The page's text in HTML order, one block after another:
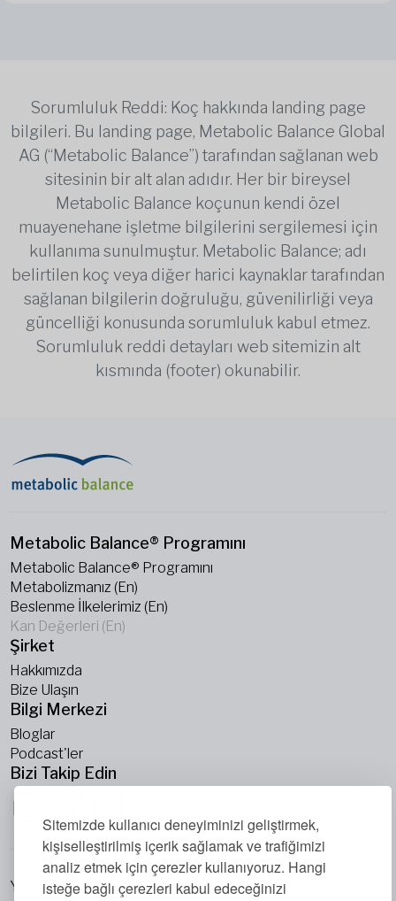
Sitemizde kullanıcı deneyiminizi geliştirmek,
kişiselleştirilmiş içerik sağlamak ve trafiğimizi
analiz etmek için çerezler kullanıyoruz. Hangi
isteğe bağlı çerezleri kabul edeceğinizi
Sorumluluk Reddi: Koç hakkında landing page
bilgileri. Bu landing page, Metabolic Balance Global
AG (“Metabolic Balance”) tarafından sağlanan web
sitesinin bir alt alan adıdır. Her bir bireysel
Metabolic Balance koçunun kendi özel
muayenehane işletme bilgilerini sergilemesi için
kullanıma sunulmuştur. Metabolic Balance; adı
belirtilen koç veya diğer harici kaynaklar tarafından
sağlanan bilgilerin doğruluğu, güvenilirliği veya
güncelliği konusunda sorumluluk kabul etmez.
Sorumluluk reddi detayları web sitemizin alt
kısmında (footer) okunabilir.
Metabolic Balance® Programını
Metabolic Balance® Programını
Metabolizmanız (En)
Beslenme İlkelerimiz (En)
Kan Değerleri (En)
Şirket
Hakkımızda
Bize Ulaşın
Bilgi Merkezi
Bloglar
Podcast'ler
Bizi Takip Edin
Yasal Uyarı